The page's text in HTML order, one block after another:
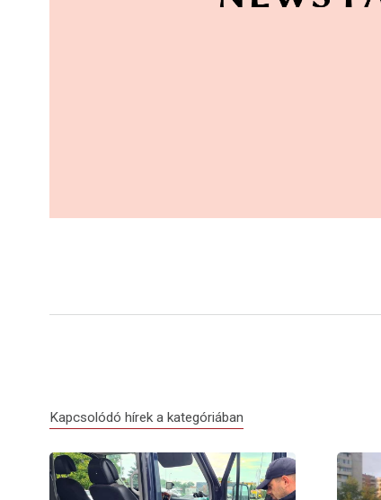
Kapcsolódó hírek a kategóriában